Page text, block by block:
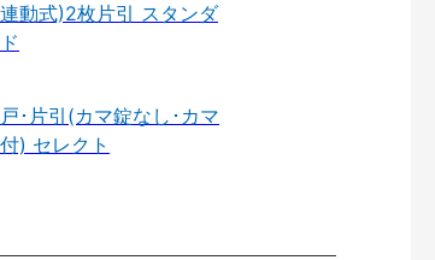
動式)2枚片引 スタンダ
･片引(カマ錠なし･カマ
) セレクト